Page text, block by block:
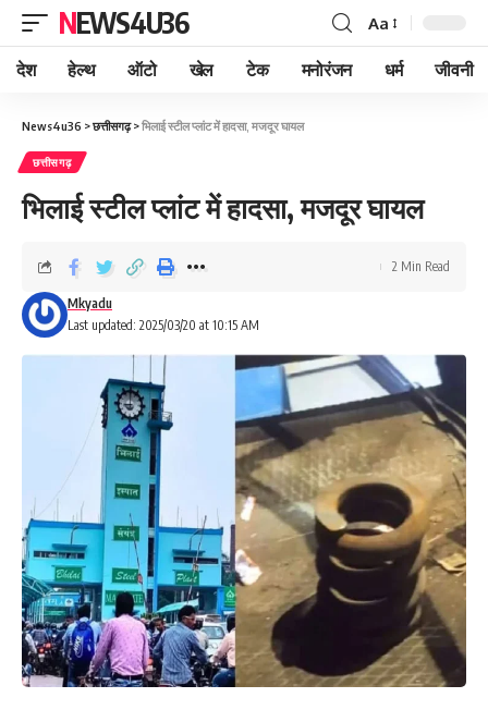
NEWS4U36 Aa
देश हेल्थ ऑटो खेल टेक मनोरंजन धर्म जीवनी
News4u36 >छत्तीसगढ़>भिलाई स्टील प्लांट में हादसा, मजदूर घायल
छत्तीसगढ़
भिलाई स्टील प्लांट में हादसा, मजदूर घायल
Last updated: 2025/03/20 at 10:15 AM
Mkyadu
2 Min Read